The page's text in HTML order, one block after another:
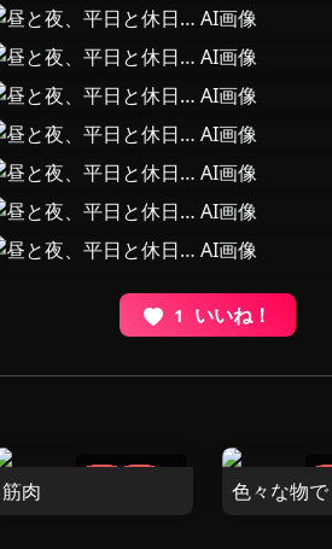
1 いいね！
筋肉
4
色々な物で